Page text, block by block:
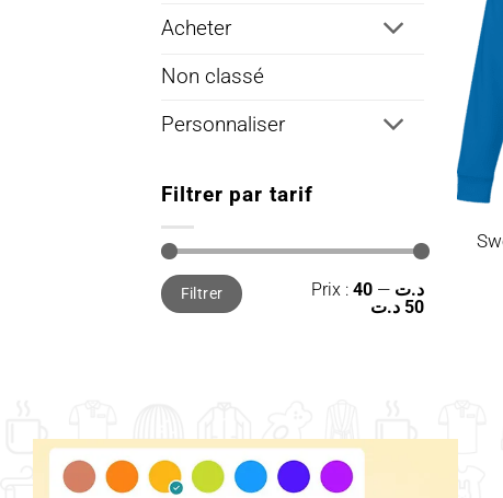
Acheter
Non classé
Personnaliser
Filtrer par tarif
Prix
min
Prix
maxFiltrer Prix : 40 د.ت —
50 د.ت